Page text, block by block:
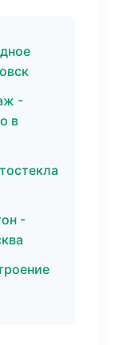
-
в
-